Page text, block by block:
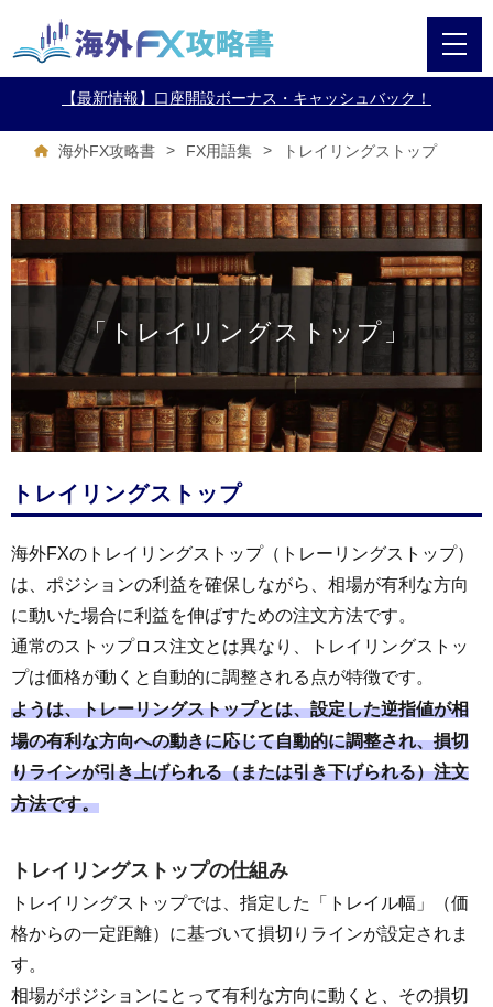
【最新情報】口座開設ボーナス・キャッシュバック！
海外FX攻略書 > FX用語集 > トレイリングストップ
「トレイリングストップ」
トレイリングストップ
海外FXのトレイリングストップ（トレーリングストップ）
は、ポジションの利益を確保しながら、相場が有利な方向
に動いた場合に利益を伸ばすための注文方法です。
通常のストップロス注文とは異なり、トレイリングストッ
プは価格が動くと自動的に調整される点が特徴です。
ようは、トレーリングストップとは、設定した逆指値が相
場の有利な方向への動きに応じて自動的に調整され、損切
りラインが引き上げられる（または引き下げられる）注文
方法です。
トレイリングストップの仕組み
トレイリングストップでは、指定した「トレイル幅」（価
格からの一定距離）に基づいて損切りラインが設定されま
す。
相場がポジションにとって有利な方向に動くと、その損切